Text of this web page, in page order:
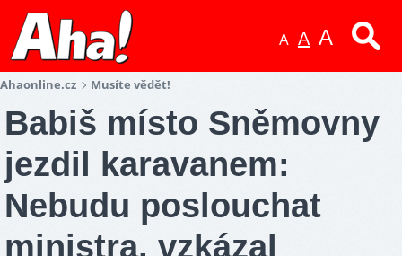
A A A
Ahaonline.cz Musíte vědět!
Babiš místo Sněmovny
jezdil karavanem:
Nebudu poslouchat
ministra, vzkázal